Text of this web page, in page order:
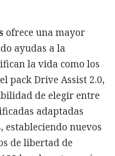
ofrece una mayor
ayudas a la
la vida como los
pack Drive Assist 2.0,
de elegir entre
adaptadas
estableciendo nuevos
de libertad de